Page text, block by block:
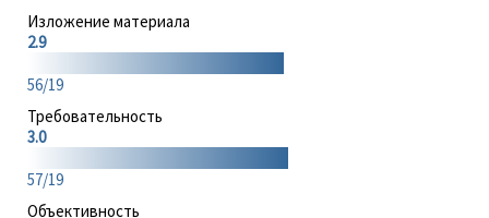
Изложение материала
2.9
56/19
Требовательность
3.0
57/19
Объективность